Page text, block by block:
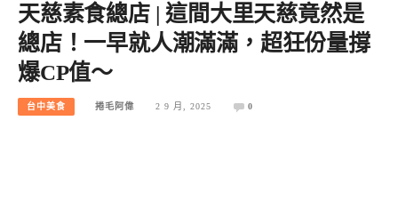
天慈素食總店 | 這間大里天慈竟然是
總店！一早就人潮滿滿，超狂份量撐
爆CP值～
台中美食 捲毛阿偉 2 9 月, 2025 0